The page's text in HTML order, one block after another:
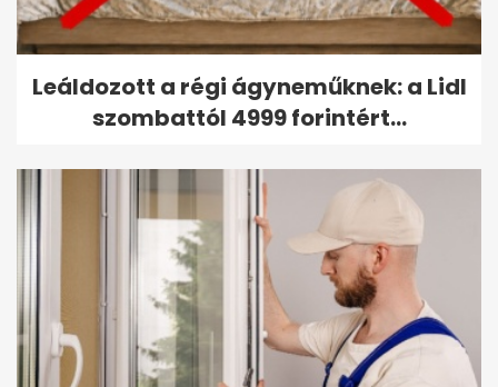
Leáldozott a régi ágyneműknek: a Lidl
szombattól 4999 forintért...